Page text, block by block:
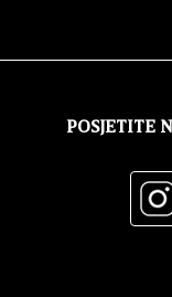
POSJETITE